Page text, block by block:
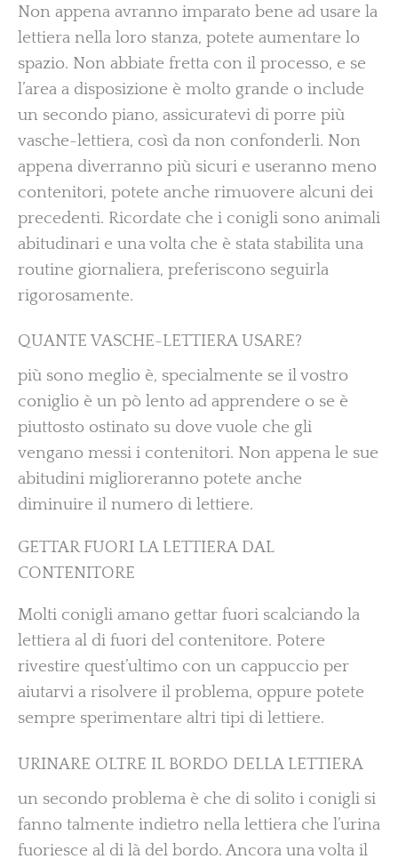
Non appena avranno imparato bene ad usare la
lettiera nella loro stanza, potete aumentare lo
spazio. Non abbiate fretta con il processo, e se
l’area a disposizione è molto grande o include
un secondo piano, assicuratevi di porre più
vasche-lettiera, così da non confonderli. Non
appena diverranno più sicuri e useranno meno
contenitori, potete anche rimuovere alcuni dei
precedenti. Ricordate che i conigli sono animali
abitudinari e una volta che è stata stabilita una
routine giornaliera, preferiscono seguirla
rigorosamente.
QUANTE VASCHE-LETTIERA USARE?
più sono meglio è, specialmente se il vostro
coniglio è un pò lento ad apprendere o se è
piuttosto ostinato su dove vuole che gli
vengano messi i contenitori. Non appena le sue
abitudini miglioreranno potete anche
diminuire il numero di lettiere.
GETTAR FUORI LA LETTIERA DAL
CONTENITORE
Molti conigli amano gettar fuori scalciando la
lettiera al di fuori del contenitore. Potere
rivestire quest’ultimo con un cappuccio per
aiutarvi a risolvere il problema, oppure potete
sempre sperimentare altri tipi di lettiere.
URINARE OLTRE IL BORDO DELLA LETTIERA
un secondo problema è che di solito i conigli si
fanno talmente indietro nella lettiera che l’urina
fuoriesce al di là del bordo. Ancora una volta il